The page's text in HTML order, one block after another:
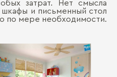
затрат. Нет смысла
шкафы и письменный стол
по мере необходимости.